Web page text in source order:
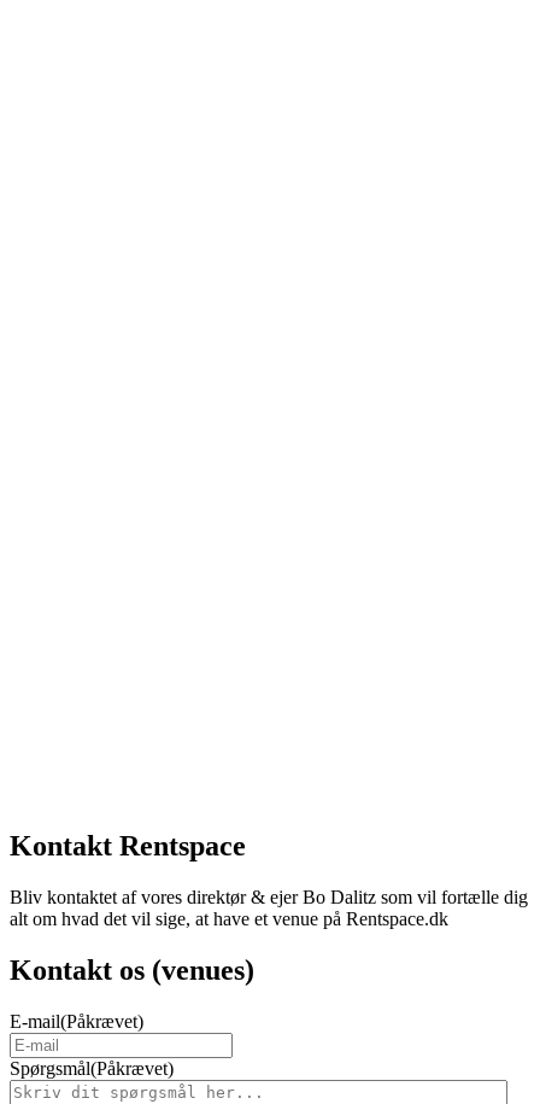
Kontakt Rentspace
Bliv kontaktet af vores direktør & ejer Bo Dalitz som vil fortælle dig
alt om hvad det vil sige, at have et venue på Rentspace.dk
Kontakt os (venues)
E-mail(Påkrævet)
Spørgsmål(Påkrævet)